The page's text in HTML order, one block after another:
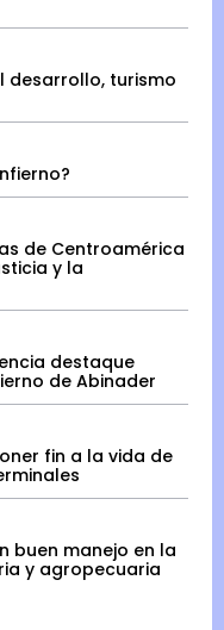
desarrollo, turismo
de Centroamérica
y la
destaque
de Abinader
fin a la vida de
buen manejo en la
y agropecuaria